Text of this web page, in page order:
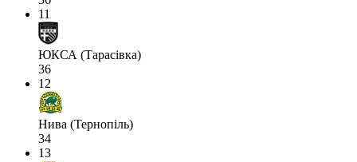
11
ЮКСА (Тарасівка)
36
12
Нива (Тернопіль)
34
13